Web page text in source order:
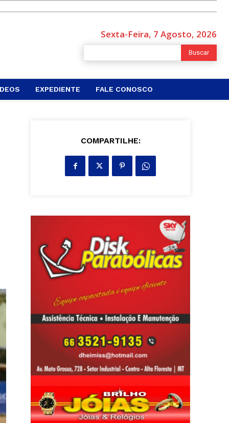
Sexta-Feira, 7 Agosto, 2026
Buscar
EXPEDIENTE FALE CONOSCO
COMPARTILHE: